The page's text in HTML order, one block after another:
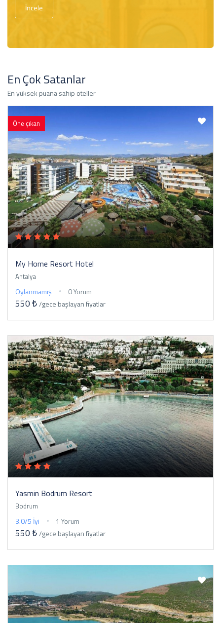
İncele
En Çok Satanlar
En yüksek puana sahip oteller
Öne çıkan
My Home Resort Hotel
Antalya
Oylanmamış 0 Yorum
550 ₺/gece başlayan fiyatlar
Yasmin Bodrum Resort
Bodrum
3.0/5 İyi 1 Yorum
550 ₺/gece başlayan fiyatlar